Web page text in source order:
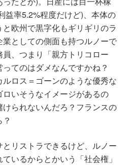
益率5.2%程度だけど)、本体の
欧州で黒字化もギリギリのラ
としての側面も持つルノーで
、つまり「親方トリコロー
ってのはダメなんですかね？
ロス＝ゴーンのような優秀な
いそうなイメージがあるの
られないんだろ？フランスの
リストラできるけど、ルノー
いるからとかいう「社会権」